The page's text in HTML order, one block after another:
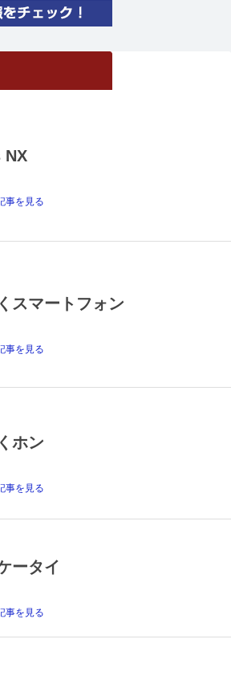
NX
事を見る
スマートフォン
事を見る
ホン
事を見る
ータイ
事を見る